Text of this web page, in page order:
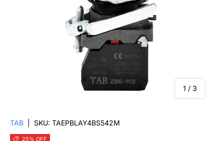
1 / of
3
TAB SKU: TAEPBLAY4BS542M
25% OFF